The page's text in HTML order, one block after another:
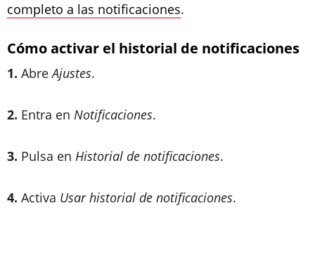
completo a las notificaciones.
Cómo activar el historial de notificaciones
1. AbreAjustes.
2. Entra en Notificaciones.
3. Pulsa en Historial de notificaciones.
4. Activa Usar historial de notificaciones.